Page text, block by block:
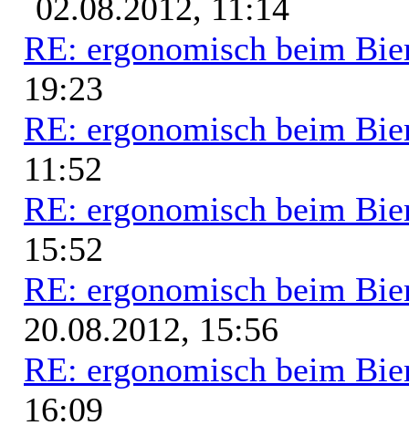
02.08.2012, 11:14
RE: ergonomisch beim
19:23
RE: ergonomisch beim
11:52
RE: ergonomisch beim
15:52
RE: ergonomisch beim
20.08.2012, 15:56
RE: ergonomisch beim
16:09